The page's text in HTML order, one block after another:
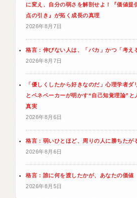
に変え、自分の弱さを解剖せよ！『価値提
点の引き』が拓く成長の真理
2026年8月7日
格言：伸びない人は、「バカ」かつ「考え
2026年8月7日
「優しくしたから好きなのだ」心理学者ダ
とペネベーカーが明かす“自己知覚理論”と
真実
2026年8月6日
格言：弱いひとほど、周りの人に勝ちたが
2026年8月6日
格言：誰に何を渡したかが、あなたの価値
2026年8月5日